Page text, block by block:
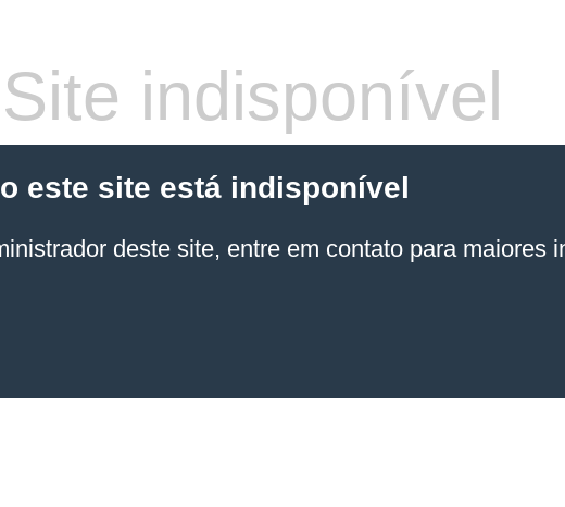
Site indisponível
este site está indisponível
deste site, entre em contato para maiores